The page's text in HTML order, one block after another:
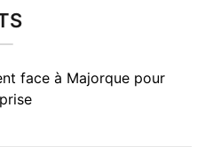
face à Majorque pour